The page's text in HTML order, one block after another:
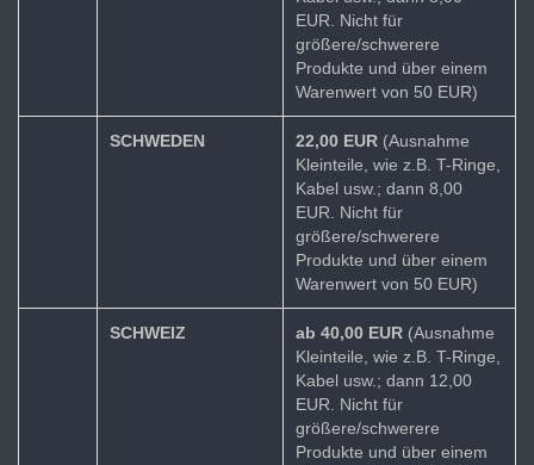
EUR. Nicht für
größere/schwerere
Produkte und über einem
Warenwert von 50 EUR)
SCHWEDEN 22,00 EUR (Ausnahme
Kleinteile, wie z.B. T-Ringe,
Kabel usw.; dann 8,00
EUR. Nicht für
größere/schwerere
Produkte und über einem
Warenwert von 50 EUR)
SCHWEIZ ab 40,00 EUR (Ausnahme
Kleinteile, wie z.B. T-Ringe,
Kabel usw.; dann 12,00
EUR. Nicht für
größere/schwerere
Produkte und über einem